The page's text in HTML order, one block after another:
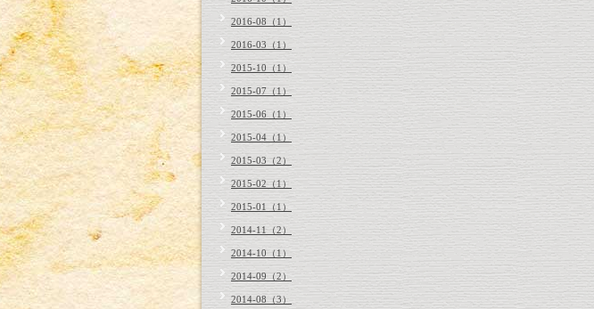
2016-08（1）
2016-03（1）
2015-10（1）
2015-07（1）
2015-06（1）
2015-04（1）
2015-03（2）
2015-02（1）
2015-01（1）
2014-11（2）
2014-10（1）
2014-09（2）
2014-08（3）